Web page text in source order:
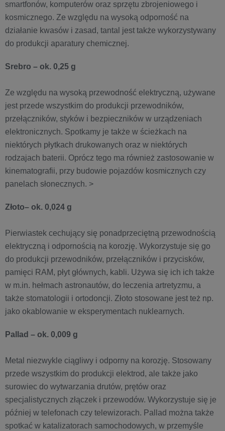
smartfonów, komputerów oraz sprzętu zbrojeniowego i
kosmicznego. Ze względu na wysoką odporność na
działanie kwasów i zasad, tantal jest także wykorzystywany
do produkcji aparatury chemicznej.
Srebro – ok. 0,25 g
Ze względu na wysoką przewodność elektryczną, używane
jest przede wszystkim do produkcji przewodników,
przełączników, styków i bezpieczników w urządzeniach
elektronicznych. Spotkamy je także w ścieżkach na
niektórych płytkach drukowanych oraz w niektórych
rodzajach baterii. Oprócz tego ma również zastosowanie w
kinematografii, przy budowie pojazdów kosmicznych czy
panelach słonecznych. >
Złoto– ok. 0,024 g
Pierwiastek cechujący się ponadprzeciętną przewodnością
elektryczną i odpornością na korozję. Wykorzystuje się go
do produkcji przewodników, przełączników i przycisków,
pamięci RAM, płyt głównych, kabli. Używa się ich ich także
w m.in. hełmach astronautów, do leczenia artretyzmu, a
także stomatologii i ortodoncji. Złoto stosowane jest też np.
jako okablowanie w eksperymentach nuklearnych.
Pallad – ok. 0,009 g
Metal niezwykle ciągliwy i odporny na korozję. Stosowany
przede wszystkim do produkcji elektrod, ale także jako
surowiec do wytwarzania drutów, prętów oraz
specjalistycznych złączek i przewodów. Wykorzystuje się je
później w telefonach czy telewizorach. Pallad można także
spotkać w katalizatorach samochodowych, w przemyśle